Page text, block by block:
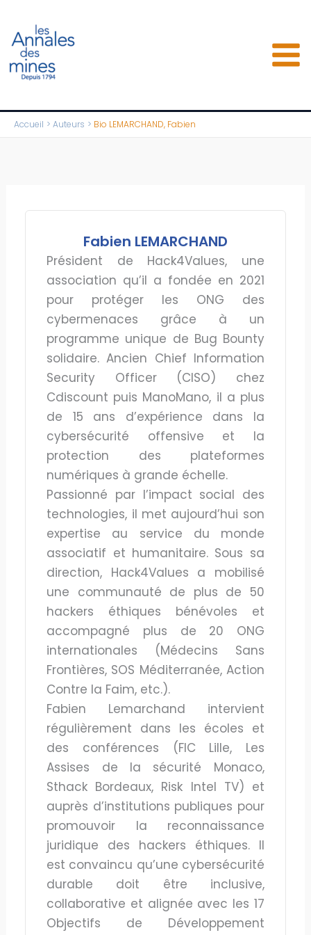
contenu
Accueil Auteurs Bio LEMARCHAND, Fabien
Fabien LEMARCHAND
Président de Hack4Values, une
association qu’il a fondée en 2021
pour protéger les ONG des
cybermenaces grâce à un
programme unique de Bug Bounty
solidaire. Ancien Chief Information
Security Officer (CISO) chez
Cdiscount puis ManoMano, il a plus
de 15 ans d’expérience dans la
cybersécurité offensive et la
protection des plateformes
numériques à grande échelle.
Passionné par l’impact social des
technologies, il met aujourd’hui son
expertise au service du monde
associatif et humanitaire. Sous sa
direction, Hack4Values a mobilisé
une communauté de plus de 50
hackers éthiques bénévoles et
accompagné plus de 20 ONG
internationales (Médecins Sans
Frontières, SOS Méditerranée, Action
Contre la Faim, etc.).
Fabien Lemarchand intervient
régulièrement dans les écoles et
des conférences (FIC Lille, Les
Assises de la sécurité Monaco,
Sthack Bordeaux, Risk Intel TV) et
auprès d’institutions publiques pour
promouvoir la reconnaissance
juridique des hackers éthiques. Il
est convaincu qu’une cybersécurité
durable doit être inclusive,
collaborative et alignée avec les 17
Objectifs de Développement